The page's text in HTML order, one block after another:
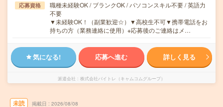
応募資格
職種未経験OK / ブランクOK / パソコンスキル不要 / 英語力
不要
▼未経験OK！（副業歓迎☆）▼高校生不可▼携帯電話をお
持ちの方（業務連絡に使用）※応募後のご連絡はメ…
気になる! 応募へ進む 詳しく見る
派遣会社 株式会社バイトレ（キャムコムグループ）
未読 掲載日 2026/08/08